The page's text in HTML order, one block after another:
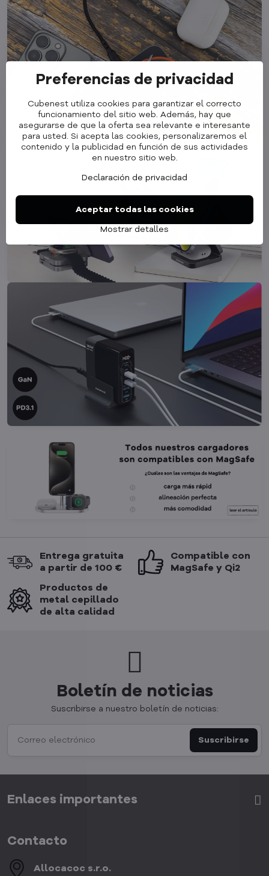
Entrega gratuita
a partir de 100 €
Compatible con
MagSafe y Qi2
Productos de
metal cepillado
de alta calidad
Boletín de noticias
Suscribirse a nuestro boletín de noticias:
Suscribirse
Enlaces importantes
Contacto
Allocacoc s​.r​.o​.
Preferencias de privacidad
Cubenest utiliza cookies para garantizar el correcto
funcionamiento del sitio web. Además, hay que
asegurarse de que la oferta sea relevante e interesante
para usted. Si acepta las cookies, personalizaremos el
contenido y la publicidad en función de sus actividades
en nuestro sitio web.
Declaración de privacidad
Mostrar detalles
Aceptar todas las cookies